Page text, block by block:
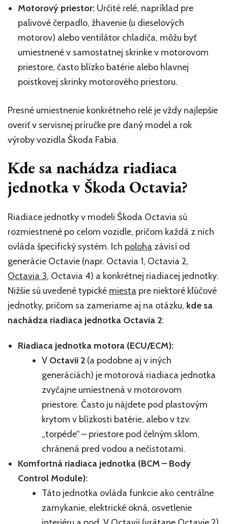
Motorový priestor: Určité relé, napríklad pre
palivové čerpadlo, žhavenie (u dieselových
motorov) alebo ventilátor chladiča, môžu byť
umiestnené v samostatnej skrinke v motorovom
priestore, často blízko batérie alebo hlavnej
poistkovej skrinky motorového priestoru.
Presné umiestnenie konkrétneho relé je vždy najlepšie
overiť v servisnej príručke pre daný model a rok
výroby vozidla Škoda Fabia.
Kde sa nachádza riadiaca
jednotka v Škoda Octavia?
Riadiace jednotky v modeli Škoda Octavia sú
rozmiestnené po celom vozidle, pričom každá z nich
ovláda špecifický systém. Ich poloha závisí od
generácie Octavie (napr. Octavia 1, Octavia 2,
Octavia 3, Octavia 4) a konkrétnej riadiacej jednotky.
Nižšie sú uvedené typické miesta pre niektoré kľúčové
jednotky, pričom sa zameriame aj na otázku, kde sa
nachádza riadiaca jednotka Octavia 2:
Riadiaca jednotka motora (ECU/ECM):
V Octavii 2 (a podobne aj v iných
generáciách) je motorová riadiaca jednotka
zvyčajne umiestnená v motorovom
priestore. Často ju nájdete pod plastovým
krytom v blízkosti batérie, alebo v tzv.
„torpéde“ – priestore pod čelným sklom,
chránená pred vodou a nečistotami.
Komfortná riadiaca jednotka (BCM – Body
Control Module):
Táto jednotka ovláda funkcie ako centrálne
zamykanie, elektrické okná, osvetlenie